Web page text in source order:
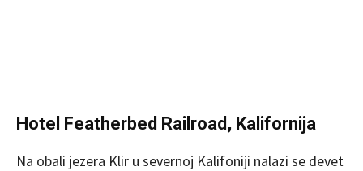
Hotel Featherbed Railroad, Kalifornija
Na obali jezera Klir u severnoj Kalifoniji nalazi se devet